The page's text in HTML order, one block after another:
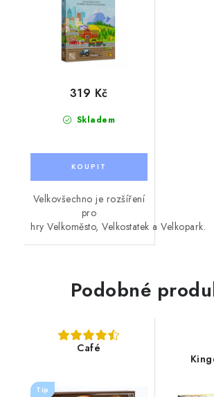
Skladem
319 Kč
Velkovšechno je rozšíření
pro
hry Velkoměsto, Velkostatek a Velkopark.
Podobné
Café
Tip